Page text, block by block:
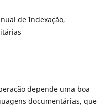
de Indexação,
depende uma boa
documentárias, que